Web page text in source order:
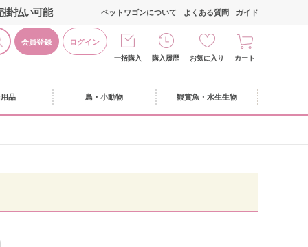
掛払い可能
会員登録 ログイン
ペットワゴンについて よくある質問 ガイド
一括購入 購入履歴 お気に入り カート
品 鳥・小動物 観賞魚・水生生物